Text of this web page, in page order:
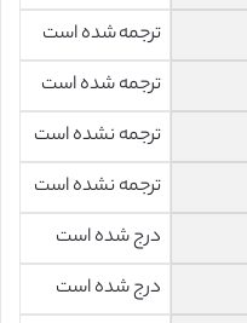
ترجمه شده است
ترجمه شده است
ترجمه نشده است
ترجمه نشده است
درج شده است
درج شده است